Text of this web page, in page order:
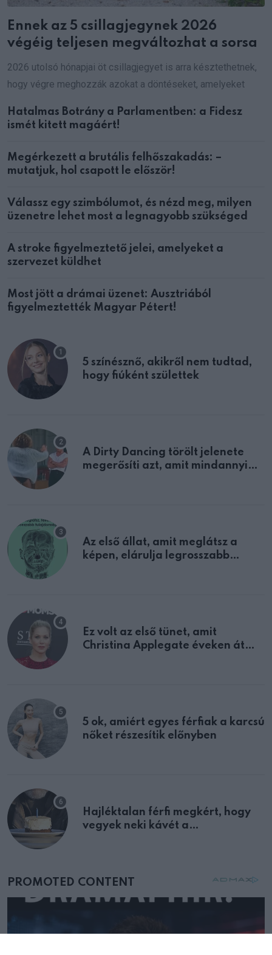
Ennek az 5 csillagjegynek 2026
végéig teljesen megváltozhat a sorsa
2026 utolsó hónapjai öt csillagjegyet is arra késztethetnek,
hogy végre meghozzák azokat a döntéseket, amelyeket
Hatalmas Botrány a Parlamentben: a Fidesz
ismét kitett magáért!
Megérkezett a brutális felhőszakadás: –
mutatjuk, hol csapott le először!
Válassz egy szimbólumot, és nézd meg, milyen
üzenetre lehet most a legnagyobb szükséged
A stroke figyelmeztető jelei, amelyeket a
szervezet küldhet
Most jött a drámai üzenet: Ausztriából
figyelmeztették Magyar Pétert!
5 színésznő, akikről nem tudtad,
hogy fiúként születtek
A Dirty Dancing törölt jelenete
megerősíti azt, amit mindannyian
Az első állat, amit meglátsz a
képen, elárulja legrosszabb
Ez volt az első tünet, amit
Christina Applegate éveken át
5 ok, amiért egyes férfiak a karcsú
nőket részesítik előnyben
Hajléktalan férfi megkért, hogy
vegyek neki kávét a